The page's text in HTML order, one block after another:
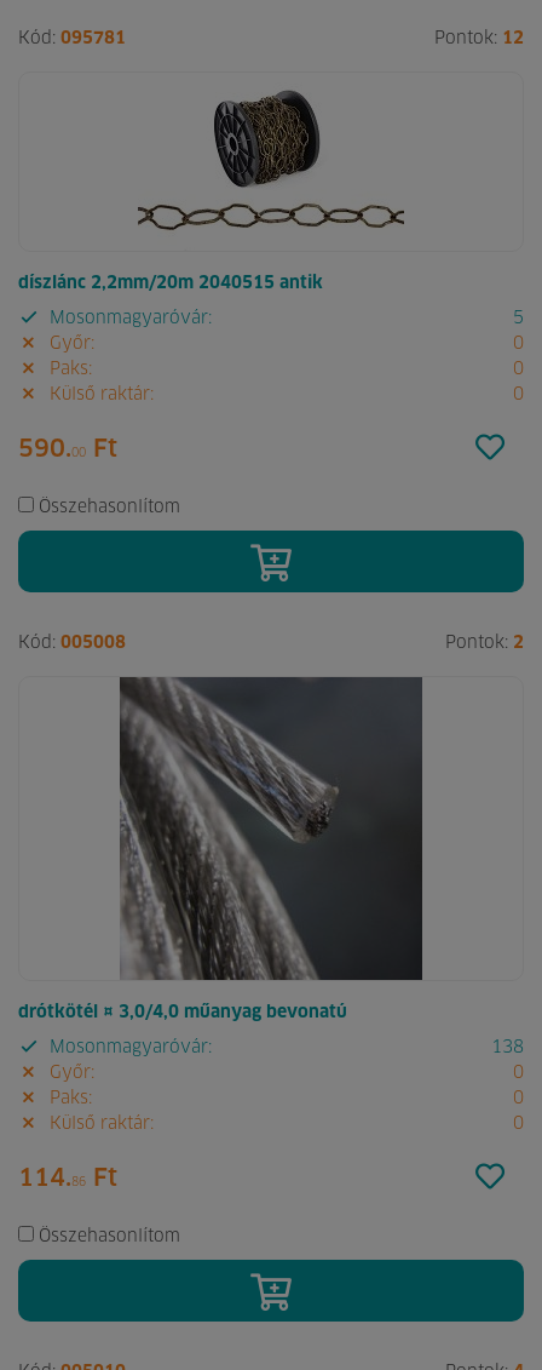
Kód: 095781 Pontok: 12
díszlánc 2,2mm/20m 2040515 antik
Mosonmagyaróvár:
5
Győr:
0
Paks:
0
Külső raktár:
0
590.00 Ft
Összehasonlítom
Kód: 005008 Pontok: 2
drótkötél ¤ 3,0/4,0 műanyag bevonatú
Mosonmagyaróvár:
138
Győr:
0
Paks:
0
Külső raktár:
0
114. 86 Ft
Összehasonlítom